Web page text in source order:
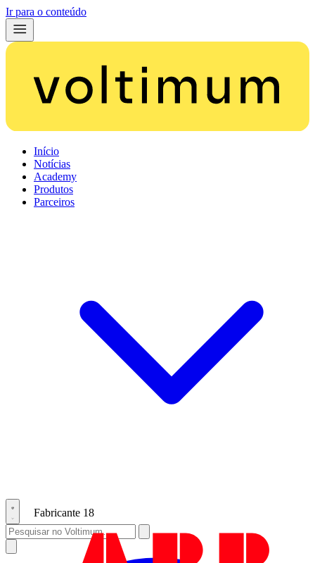
Ir para o conteúdo
Início
Notícias
Academy
Produtos
Parceiros
Fabricante 18